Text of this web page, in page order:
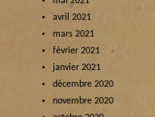
avril 2021
mars 2021
février 2021
janvier 2021
décembre 2020
novembre 2020